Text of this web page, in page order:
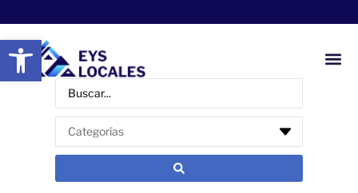
Abrir barra de herramientas